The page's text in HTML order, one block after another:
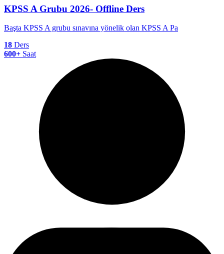
KPSS A Grubu 2026- Offline Ders
Başta KPSS A grubu sınavına yönelik olan KPSS A Pa
18 Ders
600+ Saat